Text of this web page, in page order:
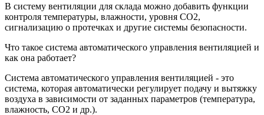
В систему вентиляции для склада можно добавить функции
контроля температуры, влажности, уровня CO2,
сигнализацию о протечках и другие системы безопасности.
Что такое система автоматического управления вентиляцией и
как она работает?
Система автоматического управления вентиляцией - это
система, которая автоматически регулирует подачу и вытяжку
воздуха в зависимости от заданных параметров (температура,
влажность, CO2 и др.).